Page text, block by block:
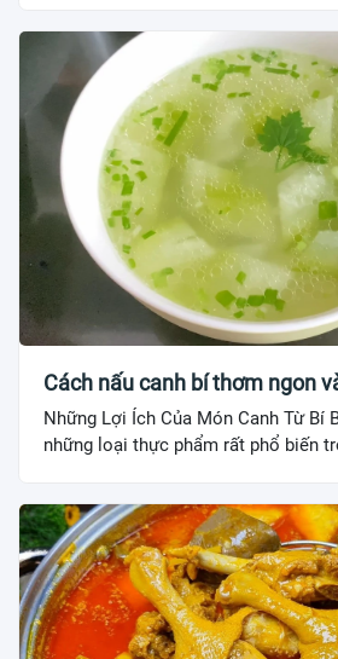
Cách nấu canh bí thơm ngon
Những Lợi Ích Của Món Canh Từ Bí
những loại thực phẩm rất phổ biến